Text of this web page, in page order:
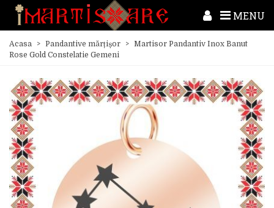
MENU
Acasa > Pandantive mărțișor > Martisor Pandantiv Inox Banut
Rose Gold Constelatie Gemeni